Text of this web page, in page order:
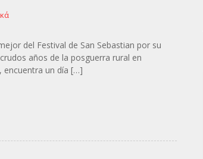
del Festival de San Sebastian por su
años de la posguerra rural en
encuentra un día […]